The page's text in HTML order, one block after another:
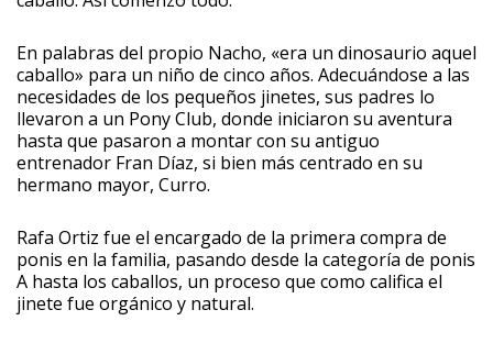
En palabras del propio Nacho, «era un dinosaurio aquel
caballo» para un niño de cinco años. Adecuándose a las
necesidades de los pequeños jinetes, sus padres lo
llevaron a un Pony Club, donde iniciaron su aventura
hasta que pasaron a montar con su antiguo
entrenador Fran Díaz, si bien más centrado en su
hermano mayor, Curro.
Rafa Ortiz fue el encargado de la primera compra de
ponis en la familia, pasando desde la categoría de ponis
A hasta los caballos, un proceso que como califica el
jinete fue orgánico y natural.